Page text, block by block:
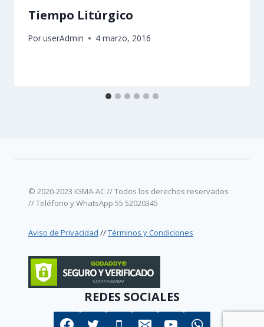
Tiempo Litúrgico
PoruserAdmin 4 marzo, 2016
© 2020-2023 IGMA-AC // Todos los derechos reservados
// Teléfono y WhatsApp 55 52020345
Aviso de Privacidad //Términos y Condiciones
REDES SOCIALES